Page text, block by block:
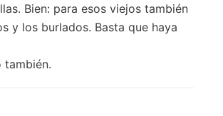
Bien: para esos viejos también
y los burlados. Basta que haya
también.